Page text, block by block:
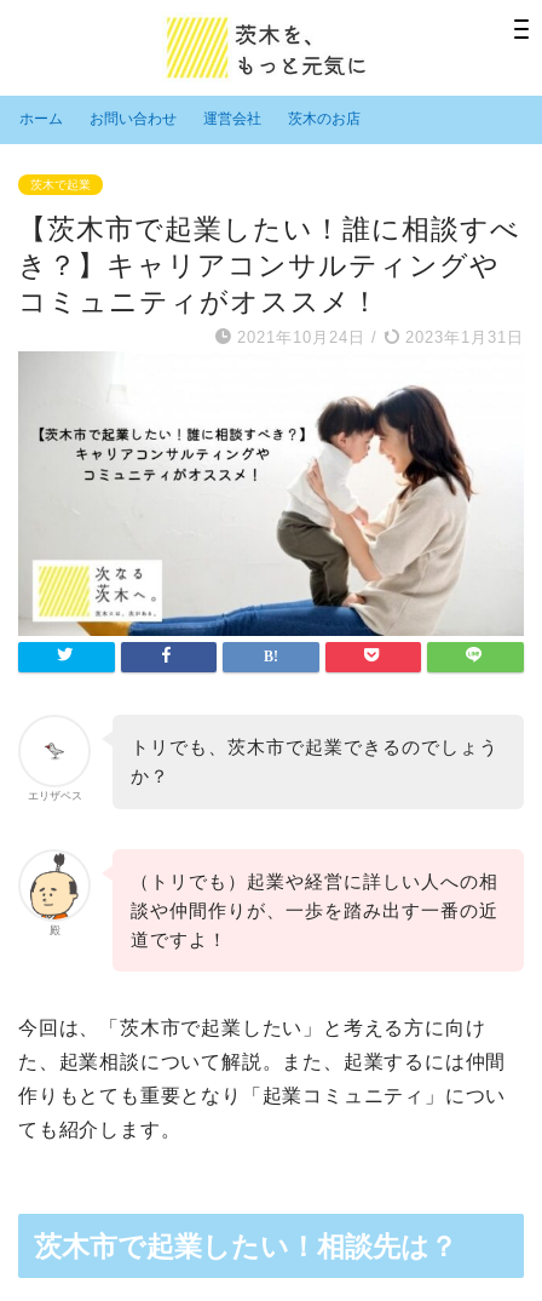
ホーム お問い合わせ 運営会社 茨木のお店
茨木で起業
【茨木市で起業したい！誰に相談すべ
き？】キャリアコンサルティングや
コミュニティがオススメ！
2021年10月24日 / 2023年1月31日
エリザベス
トリでも、茨木市で起業できるのでしょう
か？
殿
（トリでも）起業や経営に詳しい人への相
談や仲間作りが、一歩を踏み出す一番の近
道ですよ！
今回は、「茨木市で起業したい」と考える方に向け
た、起業相談について解説。また、起業するには仲間
作りもとても重要となり「起業コミュニティ」につい
ても紹介します。
茨木市で起業したい！相談先は？